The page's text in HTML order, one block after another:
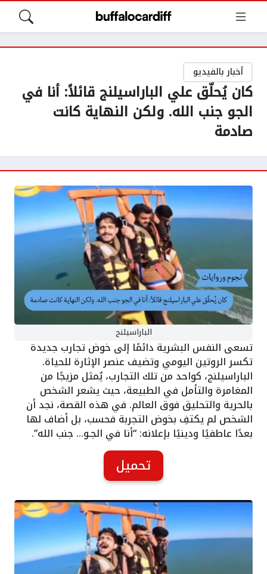
أخبار بالفيديو
كان يُحلّق علي الباراسيلنج قائلاً: أنا في
الجو جنب الله. ولكن النهاية كانت
صادمة
الباراسيلنج
تسعى النفس البشرية دائمًا إلى خوض تجارب جديدة
تكسر الروتين اليومي وتضيف عنصر الإثارة للحياة.
الباراسيلنج، كواحد من تلك التجارب، يُمثل مزيجًا من
المغامرة والتأمل في الطبيعة، حيث يشعر الشخص
بالحرية والتحليق فوق العالم. في هذه القصة، نجد أن
الشخص لم يكتفِ بخوض التجربة فحسب، بل أضاف لها
بعدًا عاطفيًا ودينيًا بإعلانه: “أنا في الجـو… جنب الله”.
تحميل